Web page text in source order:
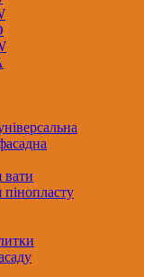
вати